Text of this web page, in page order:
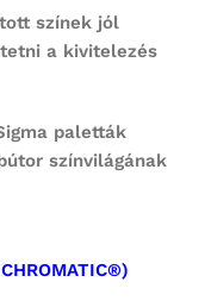
színek jól
a kivitelezés
paletták
színvilágának